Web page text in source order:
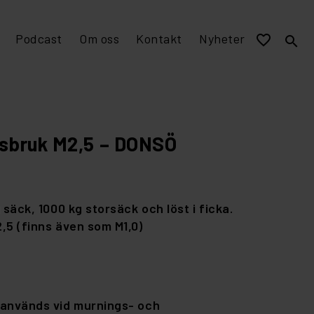
Podcast Om oss Kontakt Nyheter favorite_border search
M2,5 – DONSÖ
1000 kg storsäck och löst i ficka.
(finns även som M1,0)
vid murnings- och